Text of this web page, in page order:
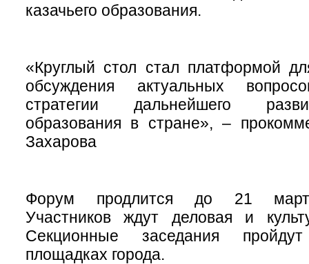
казачьего образования.
«Круглый стол стал платформой
обсуждения актуальных
стратегии дальнейшего
образования в стране», –
Захарова
Форум продлится до 21
Участников ждут деловая и
Секционные заседания
площадках города.